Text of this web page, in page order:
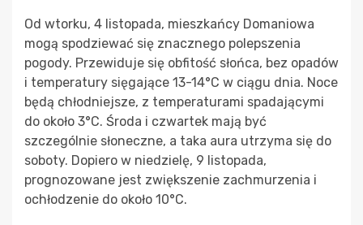
Od wtorku, 4 listopada, mieszkańcy Domaniowa
mogą spodziewać się znacznego polepszenia
pogody. Przewiduje się obfitość słońca, bez opadów
i temperatury sięgające 13-14°C w ciągu dnia. Noce
będą chłodniejsze, z temperaturami spadającymi
do około 3°C. Środa i czwartek mają być
szczególnie słoneczne, a taka aura utrzyma się do
soboty. Dopiero w niedzielę, 9 listopada,
prognozowane jest zwiększenie zachmurzenia i
ochłodzenie do około 10°C.